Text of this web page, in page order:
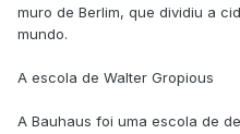
muro de Berlim, que dividiu a
mundo.
A escola de Walter Gropious
A Bauhaus foi uma escola de